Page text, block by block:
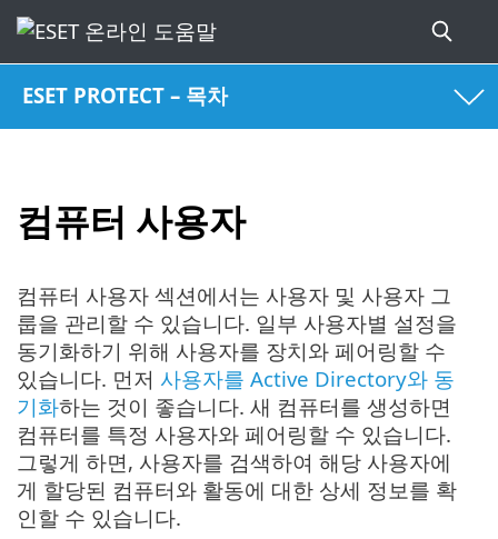
ESET PROTECT – 목차
컴퓨터 사용자
컴퓨터 사용자 섹션에서는 사용자 및 사용자 그
룹을 관리할 수 있습니다. 일부 사용자별 설정을
동기화하기 위해 사용자를 장치와 페어링할 수
있습니다. 먼저 사용자를 Active Directory와 동
기화하는 것이 좋습니다. 새 컴퓨터를 생성하면
컴퓨터를 특정 사용자와 페어링할 수 있습니다.
그렇게 하면, 사용자를 검색하여 해당 사용자에
게 할당된 컴퓨터와 활동에 대한 상세 정보를 확
인할 수 있습니다.